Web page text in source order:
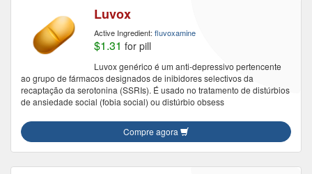
Luvox
Active Ingredient: fluvoxamine
$1.31 for pill
Luvox genérico é um anti-depressivo pertencente
ao grupo de fármacos designados de inibidores selectivos da
recaptação da serotonina (SSRIs). É usado no tratamento de distúrbios
de ansiedade social (fobia social) ou distúrbio obsess
Compre agora